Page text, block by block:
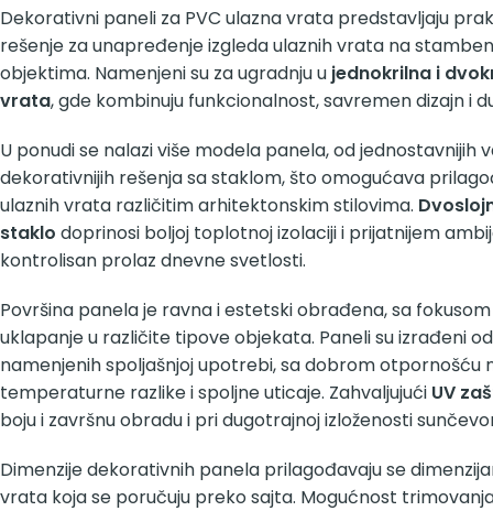
Dekorativni paneli za PVC ulazna vrata predstavljaju
rešenje za unapređenje izgleda ulaznih vrata na
objektima. Namenjeni su za ugradnju u jednokrilna i
vrata, gde kombinuju funkcionalnost, savremen dizajn i
U ponudi se nalazi više modela panela, od jednostavnijih
dekorativnijih rešenja sa staklom, što omogućava
ulaznih vrata različitim arhitektonskim stilovima.
staklo doprinosi boljoj toplotnoj izolaciji i prijatnijem
kontrolisan prolaz dnevne svetlosti.
Površina panela je ravna i estetski obrađena, sa
uklapanje u različite tipove objekata. Paneli su izrađeni
namenjenih spoljašnjoj upotrebi, sa dobrom otpornošću
temperaturne razlike i spoljne uticaje. Zahvaljujući UV
boju i završnu obradu i pri dugotrajnoj izloženosti
Dimenzije dekorativnih panela prilagođavaju se
vrata koja se poručuju preko sajta. Mogućnost